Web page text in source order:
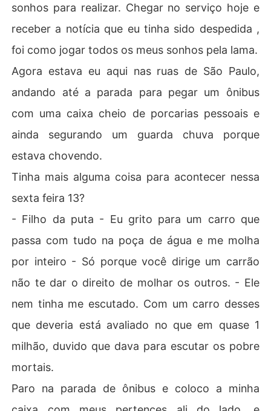
sonhos para realizar. Chegar no serviço hoje e
receber a notícia que eu tinha sido despedida ,
foi como jogar todos os meus sonhos pela lama.
Agora estava eu aqui nas ruas de São Paulo,
andando até a parada para pegar um ônibus
com uma caixa cheio de porcarias pessoais e
ainda segurando um guarda chuva porque
estava chovendo.
Tinha mais alguma coisa para acontecer nessa
sexta feira 13?
- Filho da puta - Eu grito para um carro que
passa com tudo na poça de água e me molha
por inteiro - Só porque você dirige um carrão
não te dar o direito de molhar os outros. - Ele
nem tinha me escutado. Com um carro desses
que deveria está avaliado no que em quase 1
milhão, duvido que dava para escutar os pobre
mortais.
Paro na parada de ônibus e coloco a minha